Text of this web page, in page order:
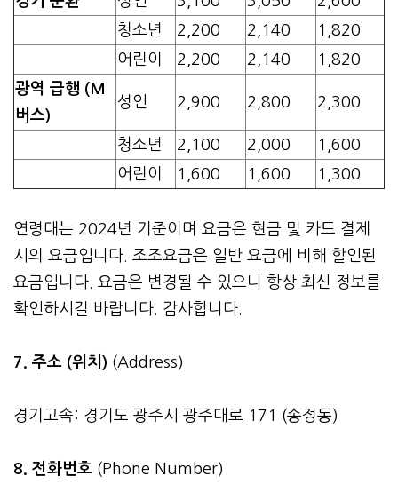
청소년
2,200 2,140
1,820
어린이
2,200 2,140
1,820
광역 급행 (M
버스)
성인 2,900 2,800 2,300
청소년 2,100 2,000
1,600
어린이
1,600 1,600 1,300
연령대는 2024년 기준이며 요금은 현금 및 카드 결제
시의 요금입니다. 조조요금은 일반 요금에 비해 할인된
요금입니다. 요금은 변경될 수 있으니 항상 최신 정보를
확인하시길 바랍니다. 감사합니다.
7. 주소 (위치) (Address)
경기고속: 경기도 광주시 광주대로 171 (송정동)
8. 전화번호 (Phone Number)